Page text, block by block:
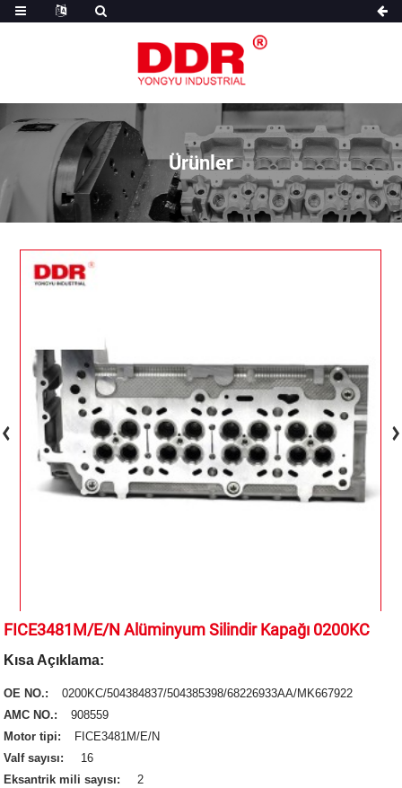
Ürünler
FICE3481M/E/N Alüminyum Silindir Kapağı 0200KC
Kısa Açıklama:
OE NO.:
0200KC/504384837/504385398/68226933AA/MK667922
AMC NO.:
908559
Motor tipi:
FICE3481M/E/N
Valf sayısı:
16
Eksantrik mili sayısı:
2